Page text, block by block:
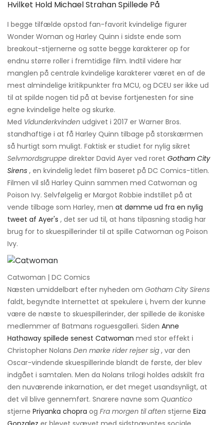
Hvilket Hold Michael Strahan Spillede På
I begge tilfælde opstod fan-favorit kvindelige figurer
Wonder Woman og Harley Quinn i sidste ende som
breakout-stjernerne og satte begge karakterer op for
endnu større roller i fremtidige film. Indtil videre har
manglen på centrale kvindelige karakterer været en af ​​de
mest almindelige kritikpunkter fra MCU, og DCEU ser ikke ud
til at spilde nogen tid på at bevise fortjenesten for sine
egne kvindelige helte og skurke.
Med Vidunderkvinden udgivet i 2017 er Warner Bros.
standhaftige i at få Harley Quinn tilbage på storskærmen
så hurtigt som muligt. Faktisk er studiet for nylig sikret
Selvmordsgruppe direktør David Ayer ved roret Gotham City
Sirens , en kvindelig ledet film baseret på DC Comics-titlen.
Filmen vil slå Harley Quinn sammen med Catwoman og
Poison Ivy. Selvfølgelig er Margot Robbie indstillet på at
vende tilbage som Harley, men at dømme ud fra en nylig
tweet af Ayer's , det ser ud til, at hans tilpasning stadig har
brug for to skuespillerinder til at spille Catwoman og Poison
Ivy.
Catwoman | DC Comics
Næsten umiddelbart efter nyheden om Gotham City Sirens
faldt, begyndte Internettet at spekulere i, hvem der kunne
være de næste to skuespillerinder, der spillede de ikoniske
medlemmer af Batmans roguesgalleri. Siden Anne
Hathaway spillede senest Catwoman med stor effekt i
Christopher Nolans Den mørke rider rejser sig , var den
Oscar-vindende skuespillerinde blandt de første, der blev
indgået i samtalen. Men da Nolans trilogi holdes adskilt fra
den nuværende inkarnation, er det meget usandsynligt, at
det vil blive gennemført. Snarere navne som Quantico
stjerne Priyanka chopra og Fra morgen til aften stjerne Eiza